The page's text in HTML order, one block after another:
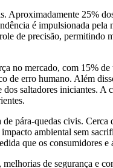
Aproximadamente 25%
é impulsionada
de precisão,
no mercado, com 15%
de erro humano. Além
saltadores iniciantes. A
pára-quedas civis.
ambiental sem
que os consumidores
de segurança e